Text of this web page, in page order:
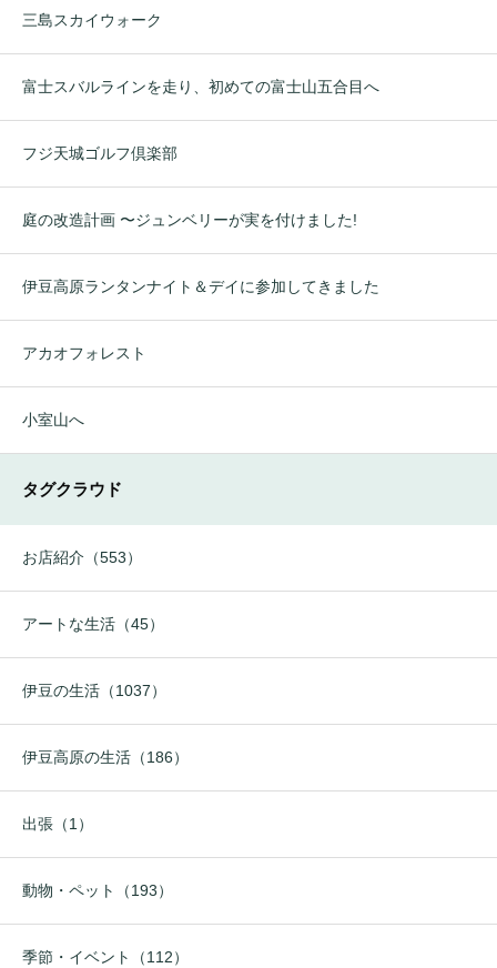
三島スカイウォーク
富士スバルラインを走り、初めての富士山五合目へ
フジ天城ゴルフ倶楽部
庭の改造計画 〜ジュンベリーが実を付けました!
伊豆高原ランタンナイト＆デイに参加してきました
アカオフォレスト
小室山へ
タグクラウド
お店紹介（553）
アートな生活（45）
伊豆の生活（1037）
伊豆高原の生活（186）
出張（1）
動物・ペット（193）
季節・イベント（112）